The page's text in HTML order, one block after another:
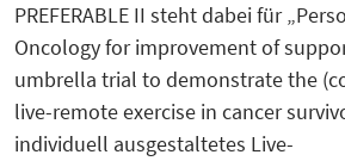
PREFERABLE II steht dabei für
Oncology for improvement of
umbrella trial to demonstrate the
live-remote exercise in cancer
individuell ausgestaltetes Live-